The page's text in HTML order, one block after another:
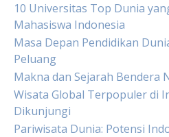
10 Universitas Top Dunia
Mahasiswa Indonesia
Masa Depan Pendidikan
Peluang
Makna dan Sejarah Bendera
Wisata Global Terpopuler di
Dikunjungi
Pariwisata Dunia: Potensi